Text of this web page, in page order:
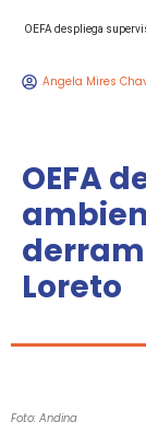
OEFA despliega
Angela Mires
OEFA
Loreto
Foto: Andina